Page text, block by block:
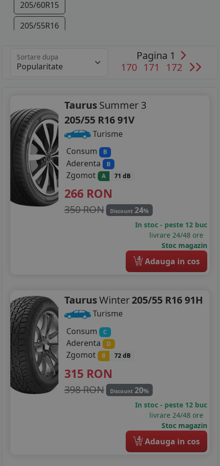
205/60R15
205/55R16
225/45R17
Sortare dupa
Pagina 1
170 171 172
Taurus Summer 3
205/55 R16 91V
Turisme
Consum
B
Aderenta B
Zgomot A 71 dB
266 RON
350 RON Discount 24%
In stoc - peste 12 buc
livrare 24/48 ore
Stoc magazin
4 Adauga in cos
TaurusWinter205/55 R16 91H
Turisme
Consum
C
Aderenta D
Zgomot B 72 dB
315 RON
398 RON Discount 20%
In stoc - peste 12 buc
livrare 24/48 ore
Stoc magazin
4 Adauga in cos